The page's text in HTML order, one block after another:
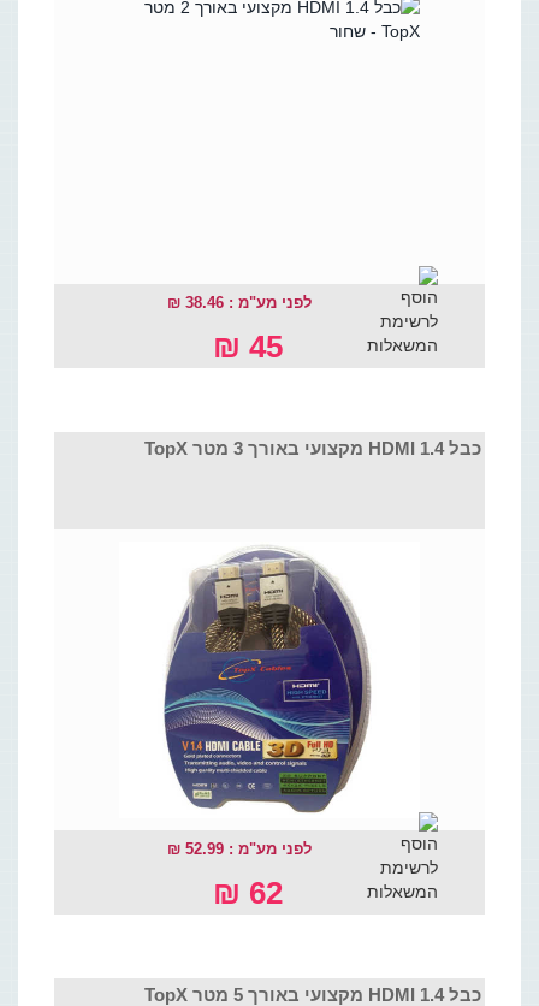
לפני מע"מ : 38.46 ₪
45 ₪
כבל HDMI 1.4 מקצועי באורך 3 מטר TopX
לפני מע"מ : 52.99 ₪
62 ₪
כבל HDMI 1.4 מקצועי באורך 5 מטר TopX